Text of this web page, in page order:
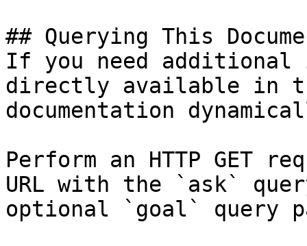
## Querying This
If you need
directly available in
documentation
Perform an HTTP GET
URL with the `ask`
optional `goal` query